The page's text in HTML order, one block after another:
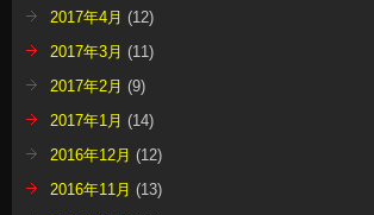
2017年4月 (12)
2017年3月 (11)
2017年2月 (9)
2017年1月 (14)
2016年12月 (12)
2016年11月 (13)